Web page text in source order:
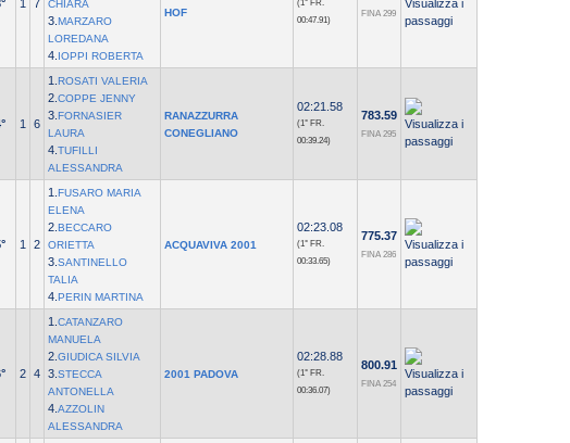
1 7
CHIARA
3. MARZARO
LOREDANA
4. IOPPI ROBERTA
HOF
(1° FR.
00:47.91)
FINA 299
1 6
1. ROSATI VALERIA
2. COPPE JENNY
3. FORNASIER
LAURA
4. TUFILLI
ALESSANDRA
RANAZZURRA
CONEGLIANO
02:21.58
(1° FR.
00:39.24)
783.59
FINA 295
1 2
1. FUSARO MARIA
ELENA
2. BECCARO
ORIETTA
3. SANTINELLO
TALIA
4. PERIN MARTINA
ACQUAVIVA 2001
02:23.08
(1° FR.
00:33.65)
775.37
FINA 286
2 4
1. CATANZARO
MANUELA
2. GIUDICA SILVIA
3. STECCA
ANTONELLA
4. AZZOLIN
ALESSANDRA
2001 PADOVA
02:28.88
(1° FR.
00:36.07)
800.91
FINA 254